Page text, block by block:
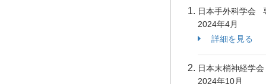
日本手外科学会
2024年4月
詳細を見る
日本末梢神経学
2024年10月